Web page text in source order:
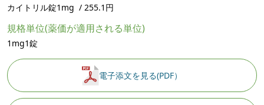
カイトリル錠1mg / 255.1円
規格単位(薬価が適用される単位)
1mg1錠
電子添文を見る(PDF）